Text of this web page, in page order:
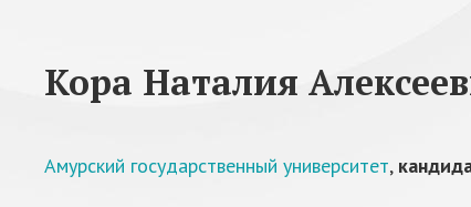
Кора Наталия
Амурский государственный университет,